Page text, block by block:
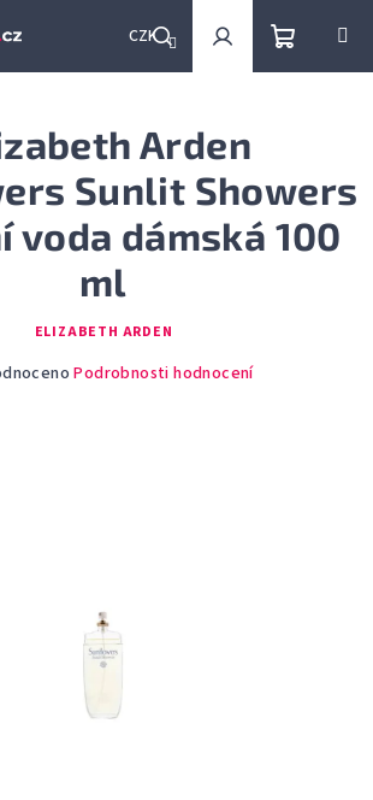
CZK
Hledat PřihlášeníNákupní
Arden
Sunlit Showers
dámská 100
ml
ELIZABETH ARDEN
Podrobnosti hodnocení